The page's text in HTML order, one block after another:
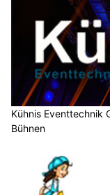
Kühnis Eventtechnik
Bühnen